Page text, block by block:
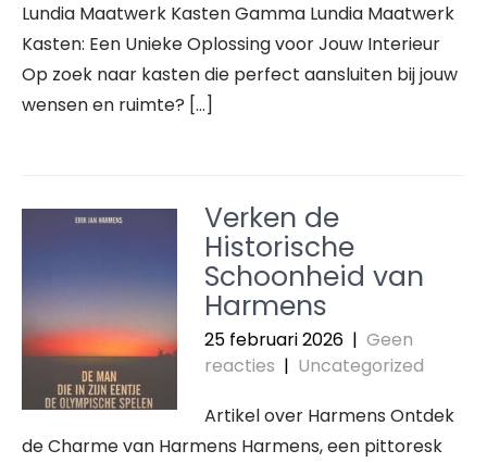
Lundia Maatwerk Kasten Gamma Lundia Maatwerk
Kasten: Een Unieke Oplossing voor Jouw Interieur
Op zoek naar kasten die perfect aansluiten bij jouw
wensen en ruimte? […]
Verken de
Historische
Schoonheid van
Harmens
25 februari 2026 | Geen
reacties | Uncategorized
Artikel over Harmens Ontdek
de Charme van Harmens Harmens, een pittoresk